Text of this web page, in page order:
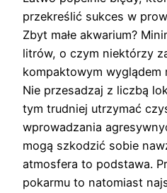
przekreślić sukces w
Zbyt małe akwarium?
litrów, o czym niektórzy
kompaktowym wyglądem
Nie przesadzaj z liczbą
tym trudniej utrzymać
wprowadzania
mogą szkodzić sobie
atmosfera to podstawa.
pokarmu to natomiast